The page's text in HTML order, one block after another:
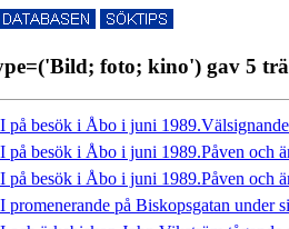
foto; kino') gav 5
på besök i Åbo i juni
på besök i Åbo i juni 1989.Påven och
på besök i Åbo i juni 1989.Påven och
promenerande på Biskopsgatan